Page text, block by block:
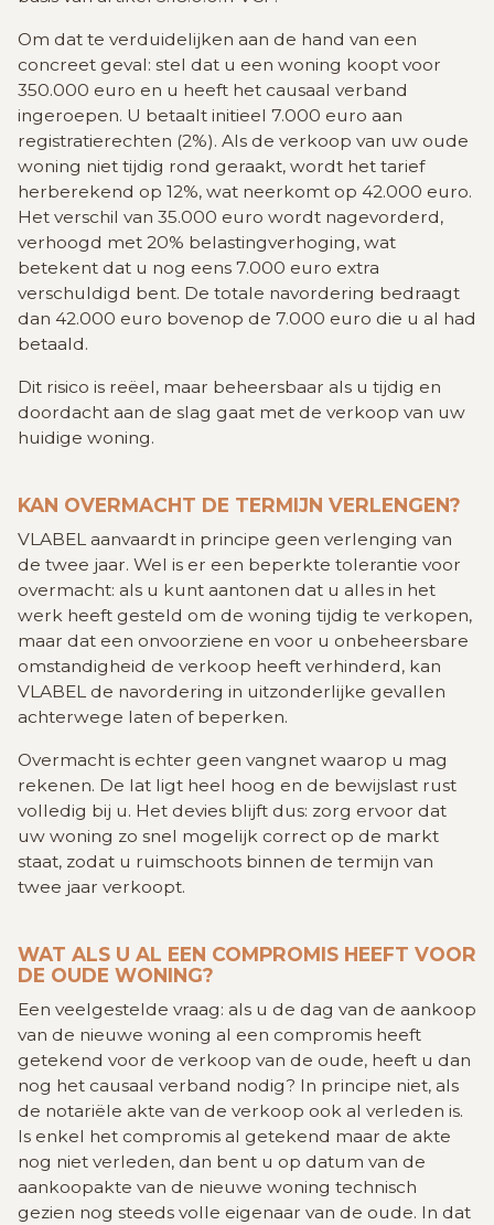
Om dat te verduidelijken aan de hand van een
concreet geval: stel dat u een woning koopt voor
350.000 euro en u heeft het causaal verband
ingeroepen. U betaalt initieel 7.000 euro aan
registratierechten (2%). Als de verkoop van uw oude
woning niet tijdig rond geraakt, wordt het tarief
herberekend op 12%, wat neerkomt op 42.000 euro.
Het verschil van 35.000 euro wordt nagevorderd,
verhoogd met 20% belastingverhoging, wat
betekent dat u nog eens 7.000 euro extra
verschuldigd bent. De totale navordering bedraagt
dan 42.000 euro bovenop de 7.000 euro die u al had
betaald.
Dit risico is reëel, maar beheersbaar als u tijdig en
doordacht aan de slag gaat met de verkoop van uw
huidige woning.
KAN OVERMACHT DE TERMIJN VERLENGEN?
VLABEL aanvaardt in principe geen verlenging van
de twee jaar. Wel is er een beperkte tolerantie voor
overmacht: als u kunt aantonen dat u alles in het
werk heeft gesteld om de woning tijdig te verkopen,
maar dat een onvoorziene en voor u onbeheersbare
omstandigheid de verkoop heeft verhinderd, kan
VLABEL de navordering in uitzonderlijke gevallen
achterwege laten of beperken.
Overmacht is echter geen vangnet waarop u mag
rekenen. De lat ligt heel hoog en de bewijslast rust
volledig bij u. Het devies blijft dus: zorg ervoor dat
uw woning zo snel mogelijk correct op de markt
staat, zodat u ruimschoots binnen de termijn van
twee jaar verkoopt.
WAT ALS U AL EEN COMPROMIS HEEFT VOOR
DE OUDE WONING?
Een veelgestelde vraag: als u de dag van de aankoop
van de nieuwe woning al een compromis heeft
getekend voor de verkoop van de oude, heeft u dan
nog het causaal verband nodig? In principe niet, als
de notariële akte van de verkoop ook al verleden is.
Is enkel het compromis al getekend maar de akte
nog niet verleden, dan bent u op datum van de
aankoopakte van de nieuwe woning technisch
gezien nog steeds volle eigenaar van de oude. In dat